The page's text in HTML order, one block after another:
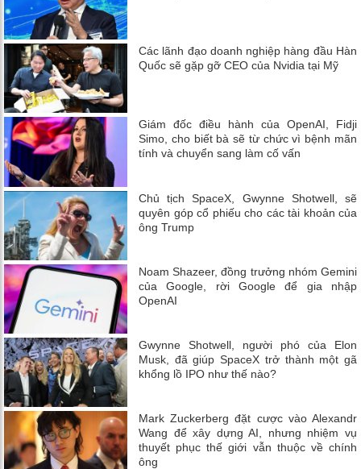
Các lãnh đạo doanh nghiệp hàng đầu Hàn
Quốc sẽ gặp gỡ CEO của Nvidia tại Mỹ
Giám đốc điều hành của OpenAI, Fidji
Simo, cho biết bà sẽ từ chức vì bệnh mãn
tính và chuyển sang làm cố vấn
Chủ tịch SpaceX, Gwynne Shotwell, sẽ
quyên góp cổ phiếu cho các tài khoản của
ông Trump
Noam Shazeer, đồng trưởng nhóm Gemini
của Google, rời Google để gia nhập
OpenAI
Gwynne Shotwell, người phó của Elon
Musk, đã giúp SpaceX trở thành một gã
khổng lồ IPO như thế nào?
Mark Zuckerberg đặt cược vào Alexandr
Wang để xây dựng AI, nhưng nhiệm vụ
thuyết phục thế giới vẫn thuộc về chính
ông